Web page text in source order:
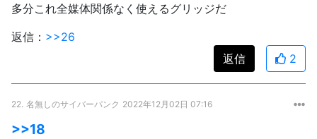
多分これ全媒体関係なく使えるグリッジだ
返信： >>26
返信
2
22. 名無しのサイバーパンク 2022年12月02日 07:16
>>18